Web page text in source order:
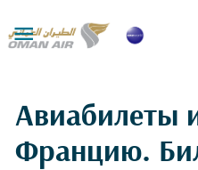

Авиабилеты
Францию.